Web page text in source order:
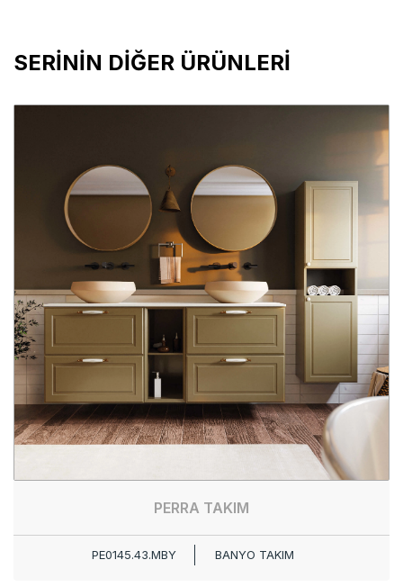
SERİNİN DİĞER ÜRÜNLERİ
PERRA TAKIM
PE0145.43.MBY BANYO TAKIM